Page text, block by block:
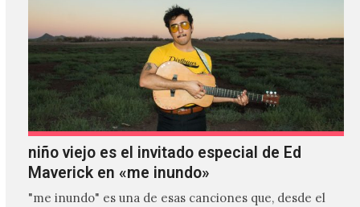
niño viejo es el invitado especial de Ed
Maverick en «me inundo»
"me inundo" es una de esas canciones que, desde el